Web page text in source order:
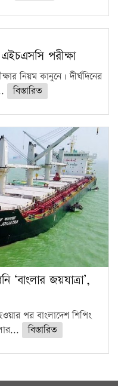
পরীক্ষা
নিয়ম কানুনে। দীর্ঘদিনের
বিস্তারিত
‘বাংলার জয়যাত্রা’,
পর বাংলাদেশ শিপিং
বিস্তারিত